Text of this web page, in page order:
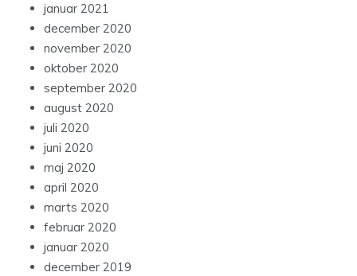
januar 2021
december 2020
november 2020
oktober 2020
september 2020
august 2020
juli 2020
juni 2020
maj 2020
april 2020
marts 2020
februar 2020
januar 2020
december 2019